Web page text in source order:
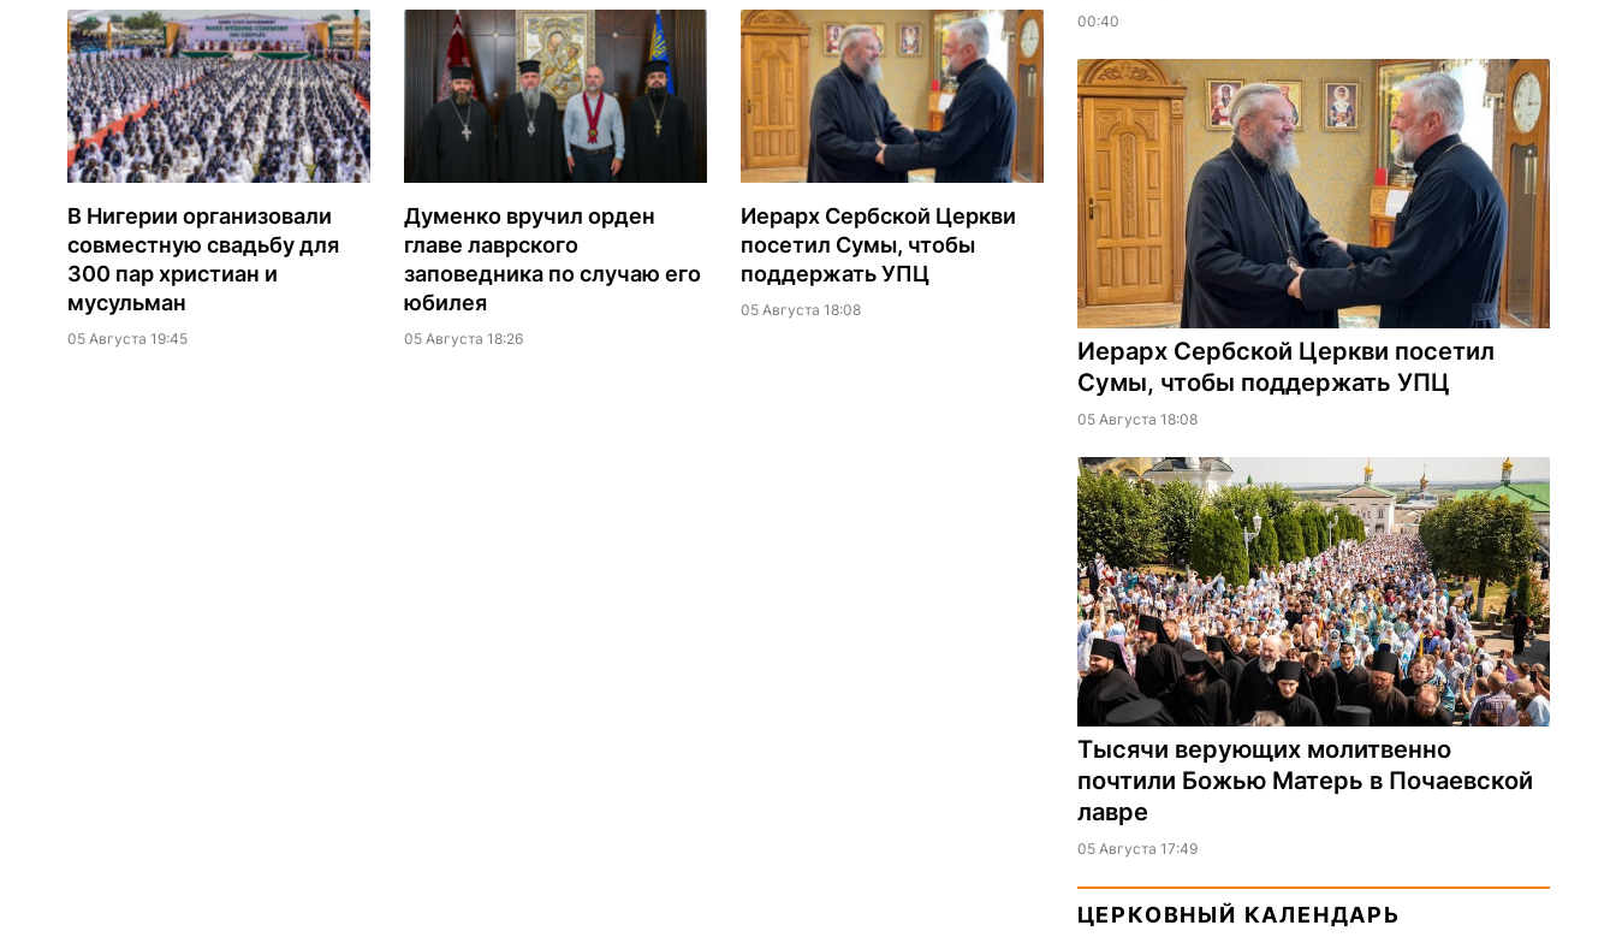
В Нигерии организовали
совместную свадьбу для
300 пар христиан и
мусульман
05 Августа 19:45
Думенко вручил орден
главе лаврского
заповедника по случаю его
юбилея
05 Августа 18:26
Иерарх Сербской Церкви
посетил Сумы, чтобы
поддержать УПЦ
05 Августа 18:08
00:40
Иерарх Сербской Церкви посетил
Сумы, чтобы поддержать УПЦ
05 Августа 18:08
Тысячи верующих молитвенно
почтили Божью Матерь в Почаевской
лавре
05 Августа 17:49
ЦЕРКОВНЫЙ КАЛЕНДАРЬ